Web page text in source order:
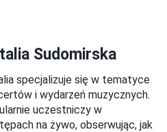
Sudomirska
specjalizuje się w tematyce
i wydarzeń muzycznych.
uczestniczy w
na żywo, obserwując, jak